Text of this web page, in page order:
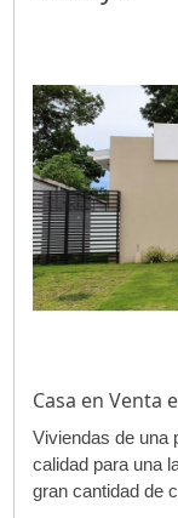
Casa en Venta
Viviendas de una
calidad para una
gran cantidad de